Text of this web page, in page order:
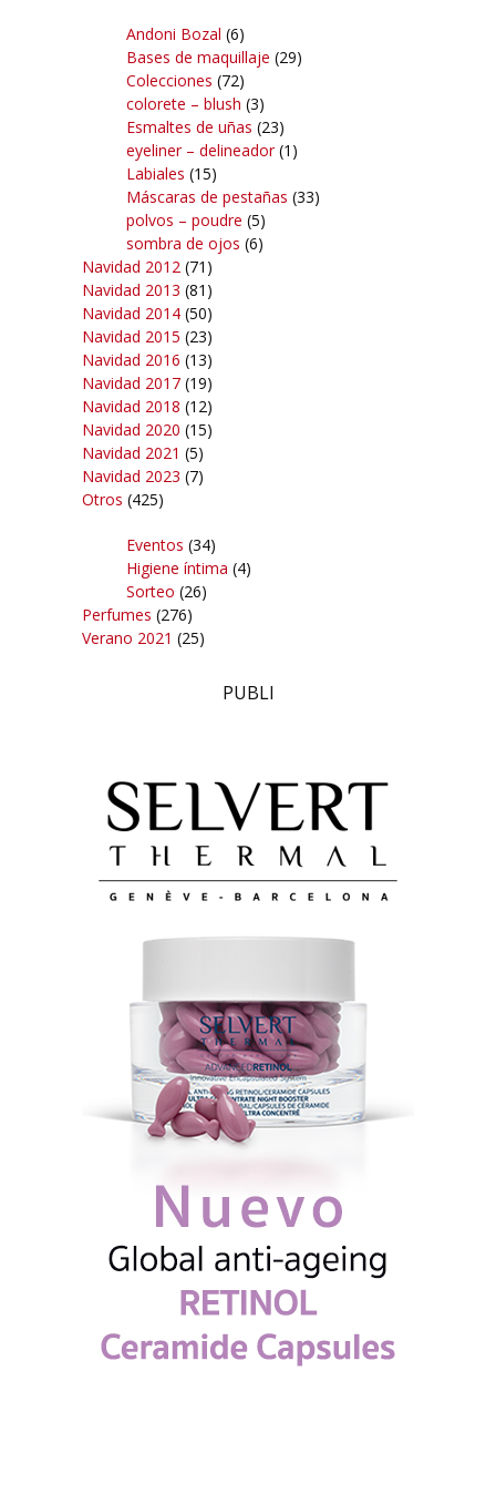
Andoni Bozal (6)
Bases de maquillaje (29)
Colecciones (72)
colorete – blush (3)
Esmaltes de uñas (23)
eyeliner – delineador(1)
Labiales (15)
Máscaras de pestañas (33)
polvos – poudre (5)
sombra de ojos (6)
Navidad 2012 (71)
Navidad 2013 (81)
Navidad 2014 (50)
Navidad 2015 (23)
Navidad 2016 (13)
Navidad 2017 (19)
Navidad 2018 (12)
Navidad 2020 (15)
Navidad 2021 (5)
Navidad 2023 (7)
Otros (425)
Eventos (34)
Higiene íntima (4)
Sorteo (26)
Perfumes (276)
Verano 2021 (25)
PUBLI